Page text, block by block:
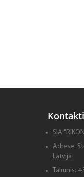
SIA
Adrese:
Latvija
Tālrunis: